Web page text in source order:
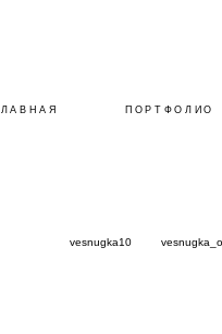
ПОРТФОЛИО
vesnugka10